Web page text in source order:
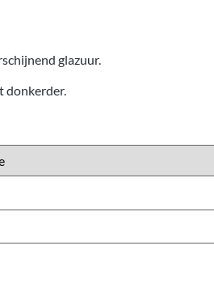
glazuur.
donkerder.